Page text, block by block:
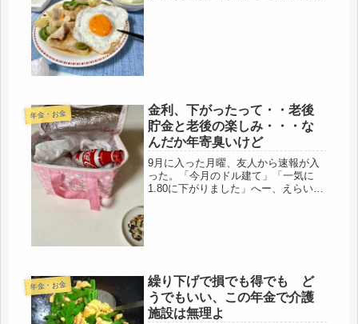
年金・お金
金利、下がったって・・老後
貯金と老後の楽しみ・・・な
んだか年寄臭いけど
9月に入った月曜、友人から速報が入
った。「今月のドル建て」「一気に
1.80に下がりました」へー、えらい下
年金・お金
繰り下げで損でも得でも ど
うでもいい、この年金で介護
施設は無理よ